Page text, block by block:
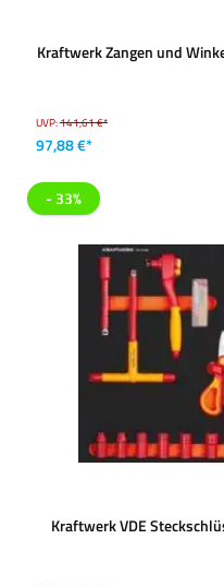
Kraftwerk Zangen und
UVP:141,61 €*
97,88 €*
- 33%
Kraftwerk VDE